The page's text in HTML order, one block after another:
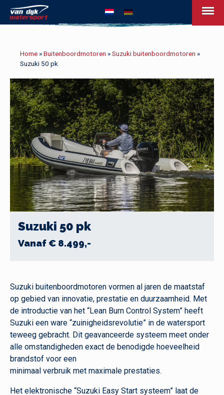
van Dijk Watersport - Uw leven op het
Home »Buitenboordmotoren »Suzuki buitenboordmotoren »
Suzuki 50 pk
Suzuki 50 pk
Vanaf € 8.499,-
Suzuki buitenboordmotoren vormen al jaren de maatstaf
op gebied van innovatie, prestatie en duurzaamheid. Met
de introductie van het “Lean Burn Control System” heeft
Suzuki een ware “zuinigheidsrevolutie” in de watersport
teweeg gebracht. Dit geavanceerde systeem meet onder
alle omstandigheden exact de benodigde hoeveelheid
brandstof voor een
minimaal verbruik met maximale prestaties.
Het elektronische “Suzuki Easy Start systeem” laat de